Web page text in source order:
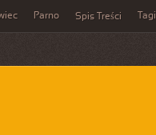
Parno Spis Treści Tagi